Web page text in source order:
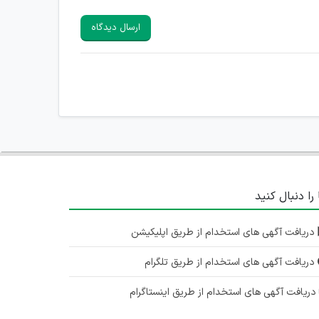
ارسال دیدگاه
را دنبال کنید
دریافت آگهی های استخدام از طریق اپلیکیشن
دریافت آگهی های استخدام از طریق تلگرام
دریافت آگهی های استخدام از طریق اینستاگرام